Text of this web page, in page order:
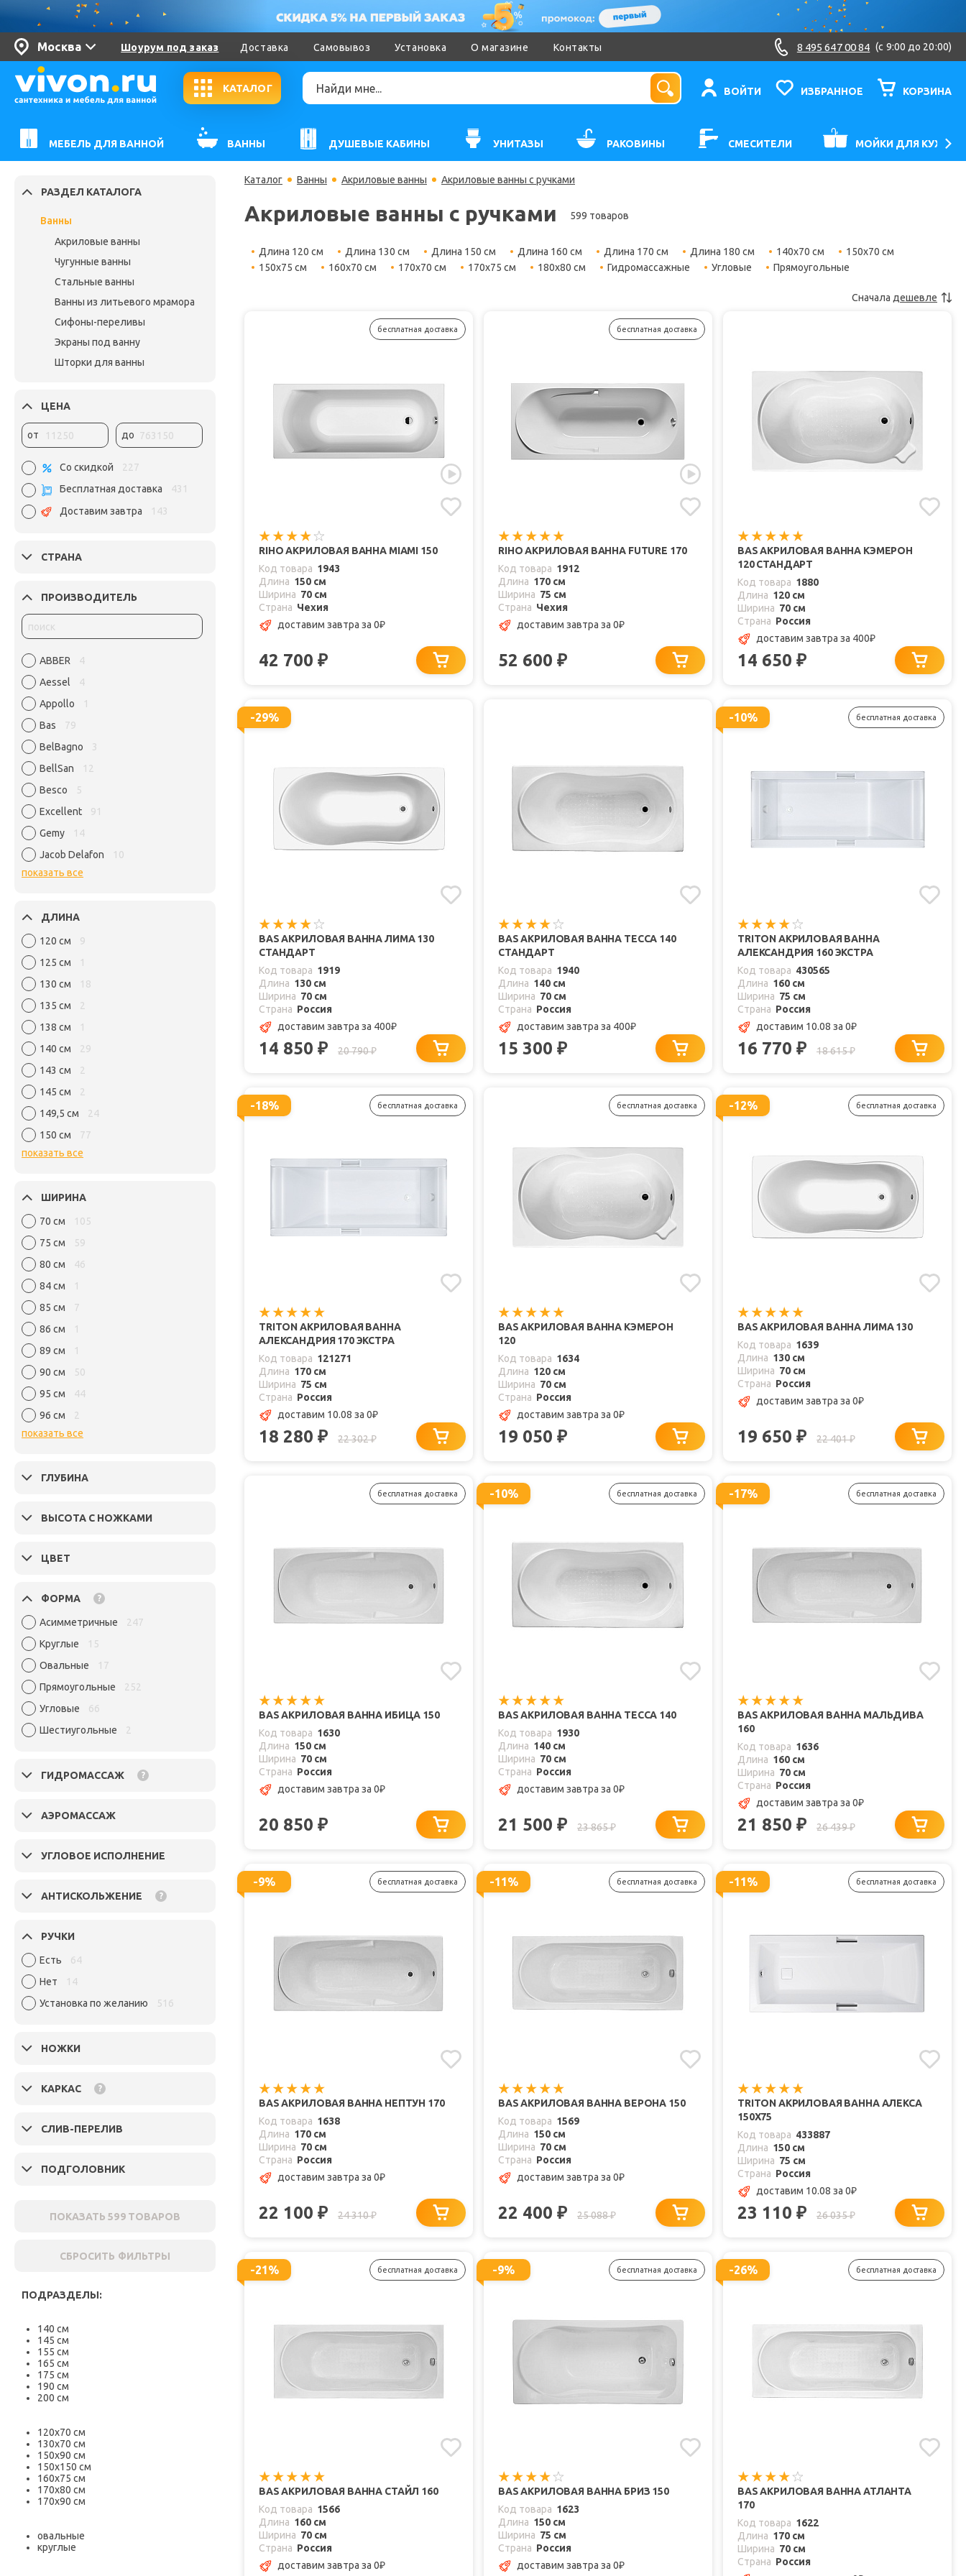
Москва Шоурум под заказ Доставка Самовывоз Установка О магазине Контакты 8 495 647 00 84 (c 9:00 до 20:00)
КАТАЛОГ ВОЙТИ ИЗБРАННОЕ КОРЗИНА
МЕБЕЛЬ ДЛЯ ВАННОЙ ВАННЫ ДУШЕВЫЕ КАБИНЫ УНИТАЗЫ РАКОВИНЫ СМЕСИТЕЛИ МОЙКИ ДЛЯ КУХНИ
РАЗДЕЛ КАТАЛОГА
Ванны
Акриловые ванны
Чугунные ванны
Стальные ванны
Ванны из литьевого мрамора
Сифоны-переливы
Экраны под ванну
Шторки для ванны
ЦЕНА
от до
Со скидкой
227
Бесплатная доставка
431
Доставим завтра
143
СТРАНА
ПРОИЗВОДИТЕЛЬ
ABBER
4
Aessel
4
Appollo
1
Bas
79
BelBagno
3
BellSan
12
Besco
5
Excellent
91
Gemy
14
Jacob Delafon
10
показать все
ДЛИНА
120 см
9
125 см
1
130 см
18
135 см
2
138 см
1
140 см
29
143 см
2
145 см
2
149,5 см
24
150 см
77
показать все
ШИРИНА
70 см
105
75 см
59
80 см
46
84 см
1
85 см
7
86 см
1
89 см
1
90 см
50
95 см
44
96 см
2
показать все
ГЛУБИНА
ВЫСОТА С НОЖКАМИ
ЦВЕТ
ФОРМА ?
Асимметричные
247
Круглые
15
Овальные
17
Прямоугольные
252
Угловые
66
Шестиугольные
2
ГИДРОМАССАЖ ?
АЭРОМАССАЖ
УГЛОВОЕ ИСПОЛНЕНИЕ
АНТИСКОЛЬЖЕНИЕ ?
РУЧКИ
Есть
64
Нет
14
Установка по желанию
516
НОЖКИ
КАРКАС ?
СЛИВ-ПЕРЕЛИВ
ПОДГОЛОВНИК
ПОКАЗАТЬ599 ТОВАРОВ
СБРОСИТЬ ФИЛЬТРЫ
ПОДРАЗДЕЛЫ:
140 см
145 см
155 см
165 см
175 см
190 см
200 см
120х70 см
130х70 см
150х90 см
150х150 см
160х75 см
170х80 см
170х90 см
овальные
круглые
Каталог Ванны Акриловые ванны Акриловые ванны с ручками
Акриловые ванны с ручками 599 товаров
Длина 120 см Длина 130 см Длина 150 см Длина 160 см Длина 170 см Длина 180 см 140х70 см
150х70 см
150х75 см
160х70 см 170х70 см 170х75 см 180х80 см Гидромассажные Угловые Прямоугольные
Сначала дешевле
бесплатная доставка
RIHO АКРИЛОВАЯ ВАННА MIAMI 150
Код товара 1943
Длина 150 см
Ширина 70 см
Страна Чехия
доставим завтра за 0₽
42 700 ₽
бесплатная доставка
RIHO АКРИЛОВАЯ ВАННА FUTURE 170
Код товара 1912
Длина 170 см
Ширина 75 см
Страна Чехия
доставим завтра за 0₽
52 600 ₽
BAS АКРИЛОВАЯ ВАННА КЭМЕРОН
120 СТАНДАРТ
Код товара 1880
Длина 120 см
Ширина 70 см
Страна Россия
доставим завтра за 400₽
14 650 ₽
-29%
BAS АКРИЛОВАЯ ВАННА ЛИМА 130
СТАНДАРТ
Код товара 1919
Длина 130 см
Ширина 70 см
Страна Россия
доставим завтра за 400₽
14 850 ₽ 20 790₽
BAS АКРИЛОВАЯ ВАННА ТЕССА 140
СТАНДАРТ
Код товара 1940
Длина 140 см
Ширина 70 см
Страна Россия
доставим завтра за 400₽
15 300 ₽
-10% бесплатная доставка
TRITON АКРИЛОВАЯ ВАННА
АЛЕКСАНДРИЯ 160 ЭКСТРА
Код товара 430565
Длина 160 см
Ширина 75 см
Страна Россия
доставим 10.08 за 0₽
16 770 ₽ 18 615₽
-18% бесплатная доставка
TRITON АКРИЛОВАЯ ВАННА
АЛЕКСАНДРИЯ 170 ЭКСТРА
Код товара 121271
Длина 170 см
Ширина 75 см
Страна Россия
доставим 10.08 за 0₽
18 280 ₽ 22 302₽
бесплатная доставка
BAS АКРИЛОВАЯ ВАННА КЭМЕРОН
120
Код товара 1634
Длина 120 см
Ширина 70 см
Страна Россия
доставим завтра за 0₽
19 050 ₽
-12% бесплатная доставка
BAS АКРИЛОВАЯ ВАННА ЛИМА 130
Код товара 1639
Длина 130 см
Ширина 70 см
Страна Россия
доставим завтра за 0₽
19 650 ₽ 22 401₽
бесплатная доставка
BAS АКРИЛОВАЯ ВАННА ИБИЦА 150
Код товара 1630
Длина 150 см
Ширина 70 см
Страна Россия
доставим завтра за 0₽
20 850 ₽
-10% бесплатная доставка
BAS АКРИЛОВАЯ ВАННА ТЕССА 140
Код товара 1930
Длина 140 см
Ширина 70 см
Страна Россия
доставим завтра за 0₽
21 500 ₽ 23 865₽
-17% бесплатная доставка
BAS АКРИЛОВАЯ ВАННА МАЛЬДИВА
160
Код товара 1636
Длина 160 см
Ширина 70 см
Страна Россия
доставим завтра за 0₽
21 850 ₽ 26 439₽
-9% бесплатная доставка
BAS АКРИЛОВАЯ ВАННА НЕПТУН 170
Код товара 1638
Длина 170 см
Ширина 70 см
Страна Россия
доставим завтра за 0₽
22 100 ₽ 24 310₽
-11% бесплатная доставка
BAS АКРИЛОВАЯ ВАННА ВЕРОНА 150
Код товара 1569
Длина 150 см
Ширина 70 см
Страна Россия
доставим завтра за 0₽
22 400 ₽ 25 088₽
-11% бесплатная доставка
TRITON АКРИЛОВАЯ ВАННА АЛЕКСА
150X75
Код товара 433887
Длина 150 см
Ширина 75 см
Страна Россия
доставим 10.08 за 0₽
23 110 ₽ 26 035₽
-21% бесплатная доставка
BAS АКРИЛОВАЯ ВАННА СТАЙЛ 160
Код товара 1566
Длина 160 см
Ширина 70 см
Страна Россия
доставим завтра за 0₽
-9% бесплатная доставка
BAS АКРИЛОВАЯ ВАННА БРИЗ 150
Код товара 1623
Длина 150 см
Ширина 75 см
Страна Россия
доставим завтра за 0₽
-26% бесплатная доставка
BAS АКРИЛОВАЯ ВАННА АТЛАНТА
170
Код товара 1622
Длина 170 см
Ширина 70 см
Страна Россия